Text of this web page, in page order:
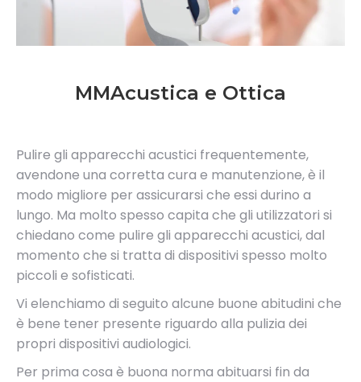
MMAcustica e Ottica
Pulire gli apparecchi acustici frequentemente,
avendone una corretta cura e manutenzione, è il
modo migliore per assicurarsi che essi durino a
lungo. Ma molto spesso capita che gli utilizzatori si
chiedano come pulire gli apparecchi acustici, dal
momento che si tratta di dispositivi spesso molto
piccoli e sofisticati.
Vi elenchiamo di seguito alcune buone abitudini che
è bene tener presente riguardo alla pulizia dei
propri dispositivi audiologici.
Per prima cosa è buona norma abituarsi fin da